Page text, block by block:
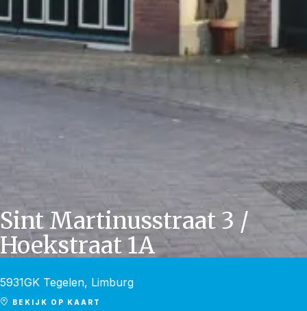
Sint Martinusstraat 3 /
Hoekstraat 1A
5931GK Tegelen, Limburg
BEKIJK OP KAART